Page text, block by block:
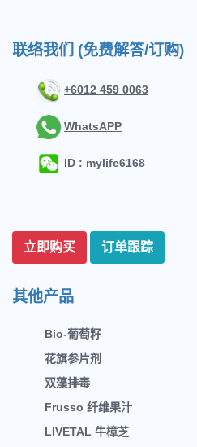
联络我们 (免费解答/订购)
+6012 459 0063
WhatsAPP
ID : mylife6168
立即购买 订单跟踪
其他产品
Bio-葡萄籽
花旗参片剂
双藻排毒
Frusso 纤维果汁
LIVETAL 牛樟芝